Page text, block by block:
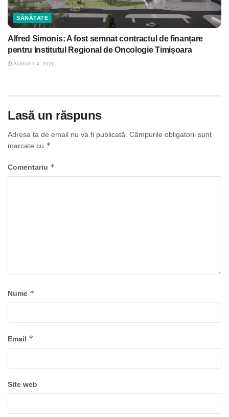
SĂNĂTATE
Alfred Simonis: A fost semnat contractul de finanțare
pentru Institutul Regional de Oncologie Timișoara
AUGUST 4, 2026
Lasă un răspuns
Adresa ta de email nu va fi publicată. Câmpurile obligatorii sunt
marcate cu *
Comentariu *
Nume *
Email *
Site web